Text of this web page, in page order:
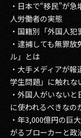
・日本で“移民”が
人労働者の実態
・国籍別「外国人
・逮捕しても無罪
ル」とは
・大手メディアが
学生問題」に触れな
・外国人がいない
に使われるべきなの
・年3,000億円の巨
がるブローカーと政